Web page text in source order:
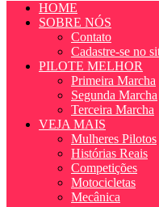
HOME
SOBRE NÓS
Contato
Cadastre-se no
PILOTE MELHOR
Primeira Marcha
Segunda Marcha
Terceira Marcha
VEJA MAIS
Mulheres Pilotos
Histórias Reais
Competições
Motocicletas
Mecânica